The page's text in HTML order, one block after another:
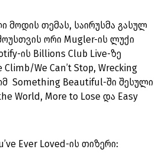
მოდის თემას, საირუსმა გასულ
ორი Mugler-ის ლუქი
ის Billions Club Live-ზე
Climb/We Can’t Stop, Wrecking
Something Beautiful-ში შესული
World, More to Lose და Easy
Ever Loved-ის თიზერი: